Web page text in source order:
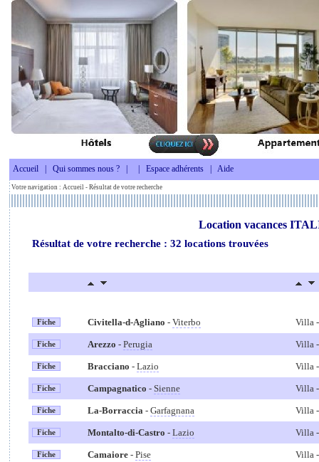
Accueil| Qui sommes nous ?| Espace adhérents| Aide
Votre navigation : Accueil- Résultat de votre recherche
Location vacances
Résultat de votre recherche : 32 locations trouvées
Fiche Civitella-d-Agliano - Viterbo Villa
Fiche Arezzo - Perugia Villa
Fiche Bracciano - Lazio Villa
Fiche Campagnatico - Sienne Villa
Fiche La-Borraccia - Garfagnana Villa
Fiche Montalto-di-Castro - Lazio Villa
Fiche Camaiore - Pise Villa